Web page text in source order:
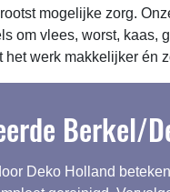
mogelijke zorg.
om vlees, worst, kaas,
werk makkelijker én
Berkel/
Deko Holland